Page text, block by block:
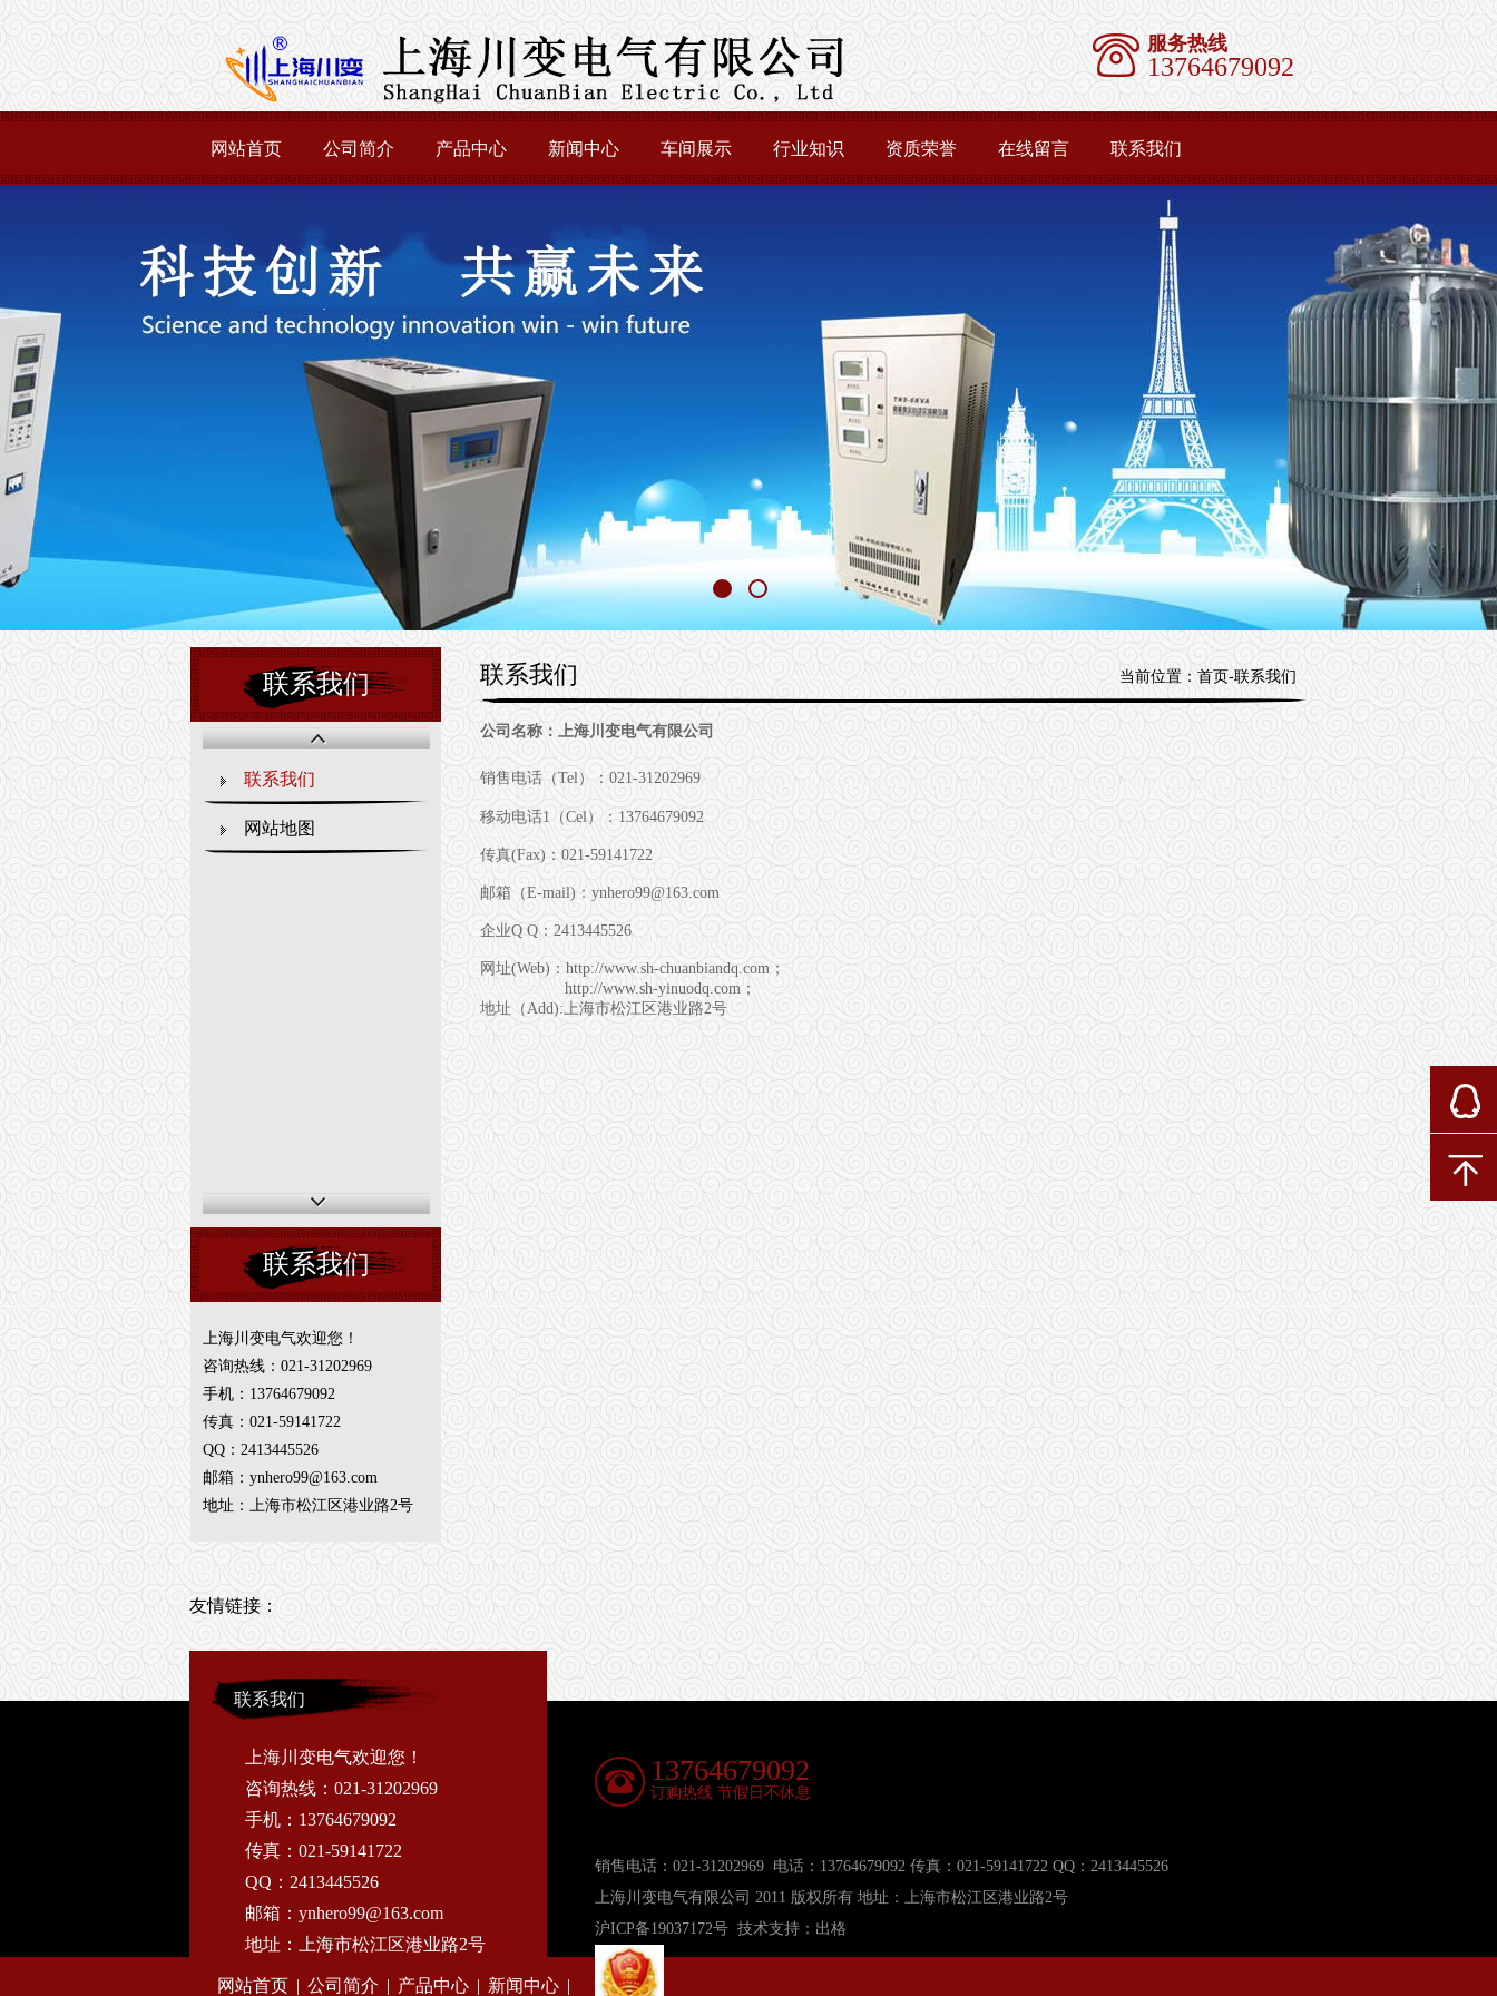
服务热线
13764679092
网站首页 公司简介 产品中心 新闻中心 车间展示 行业知识 资质荣誉 在线留言 联系我们
联系我们
联系我们
网站地图
联系我们
上海川变电气欢迎您！
咨询热线：021-31202969
手机：13764679092
传真：021-59141722
QQ：2413445526
邮箱：ynhero99@163.com
地址：上海市松江区港业路2号
联系我们 当前位置： 首页-联系我们
公司名称：上海川变电气有限公司
销售电话（Tel）：021-31202969
移动电话1（Cel）：13764679092
传真(Fax)：021-59141722
邮箱（E-mail)：ynhero99@163.com
企业Q Q：2413445526
网址(Web)：http://www.sh-chuanbiandq.com；
http://www.sh-yinuodq.com；
地址（Add):上海市松江区港业路2号
友情链接：
联系我们
上海川变电气欢迎您！
咨询热线：021-31202969
手机：13764679092
传真：021-59141722
QQ：2413445526
邮箱：ynhero99@163.com
地址：上海市松江区港业路2号
13764679092
订购热线 节假日不休息
销售电话：021-31202969 电话：13764679092 传真：021-59141722 QQ：2413445526
上海川变电气有限公司 2011 版权所有 地址： 上海市松江区港业路2号
沪ICP备19037172号 技术支持： 出格
网站首页 | 公司简介 | 产品中心 | 新闻中心 |